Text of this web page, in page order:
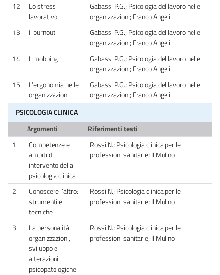
12
Lo stress
lavorativo
Gabassi P.G.; Psicologia del lavoro nelle
organizzazioni; Franco Angeli
13
Il burnout
Gabassi P.G.; Psicologia del lavoro nelle
organizzazioni; Franco Angeli
14
Il mobbing
Gabassi P.G.; Psicologia del lavoro nelle
organizzazioni; Franco Angeli
15
L’ergonomia nelle
organizzazioni
Gabassi P.G.; Psicologia del lavoro nelle
organizzazioni; Franco Angeli
PSICOLOGIA CLINICA
Argomenti
Riferimenti testi
1
Competenze e
ambiti di
intervento della
psicologia clinica
Rossi N.; Psicologia clinica per le
professioni sanitarie; Il Mulino
2
Conoscere l’altro:
strumenti e
tecniche
Rossi N.; Psicologia clinica per le
professioni sanitarie; Il Mulino
3
La personalità:
organizzazioni,
sviluppo e
alterazioni
psicopatologiche
Rossi N.; Psicologia clinica per le
professioni sanitarie; Il Mulino